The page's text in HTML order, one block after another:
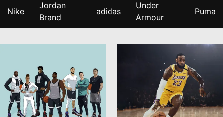
Nike
Jordan
Brand
adidas
Under
Armour
Puma